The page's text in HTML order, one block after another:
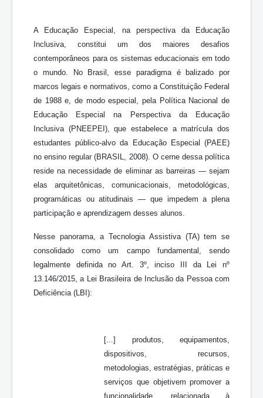
A Educação Especial, na perspectiva da Educação
Inclusiva, constitui um dos maiores desafios
contemporâneos para os sistemas educacionais em todo
o mundo. No Brasil, esse paradigma é balizado por
marcos legais e normativos, como a Constituição Federal
de 1988 e, de modo especial, pela Política Nacional de
Educação Especial na Perspectiva da Educação
Inclusiva (PNEEPEI), que estabelece a matrícula dos
estudantes público-alvo da Educação Especial (PAEE)
no ensino regular (BRASIL, 2008). O cerne dessa política
reside na necessidade de eliminar as barreiras — sejam
elas arquitetônicas, comunicacionais, metodológicas,
programáticas ou atitudinais — que impedem a plena
participação e aprendizagem desses alunos.
Nesse panorama, a Tecnologia Assistiva (TA) tem se
consolidado como um campo fundamental, sendo
legalmente definida no Art. 3º, inciso III da Lei nº
13.146/2015, a Lei Brasileira de Inclusão da Pessoa com
Deficiência (LBI):
[...] produtos, equipamentos,
dispositivos, recursos,
metodologias, estratégias, práticas e
serviços que objetivem promover a
funcionalidade, relacionada à